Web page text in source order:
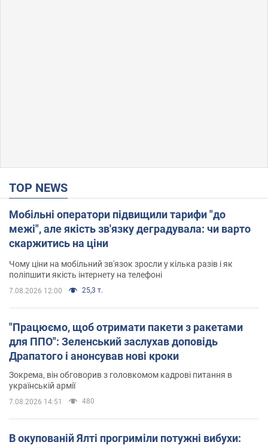
TOP NEWS
Мобільні оператори підвищили тарифи "до
межі", але якість зв'язку деградувала: чи варто
скаржитись на ціни
Чому ціни на мобільний зв'язок зросли у кілька разів і як
поліпшити якість інтернету на телефоні
7.08.2026 12:00 25,3 т.
"Працюємо, щоб отримати пакети з ракетами
для ППО": Зеленський заслухав доповідь
Драпатого і анонсував нові кроки
Зокрема, він обговорив з головкомом кадрові питання в
українській армії
7.08.2026 14:51 480
В окупованій Ялті прогриміли потужні вибухи: